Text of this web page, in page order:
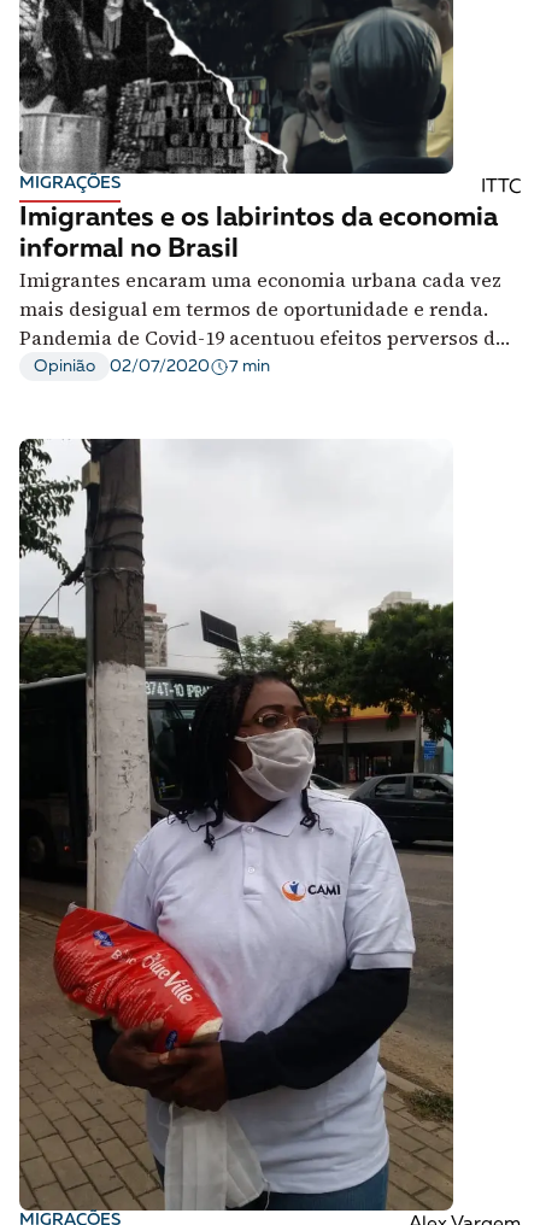
MIGRAÇÕES ITTC
Imigrantes e os labirintos da economia
informal no Brasil
Imigrantes encaram uma economia urbana cada vez
mais desigual em termos de oportunidade e renda.
Pandemia de Covid-19 acentuou efeitos perversos do
trabalho informal
Opinião 02/07/2020 7 min
MIGRAÇÕES